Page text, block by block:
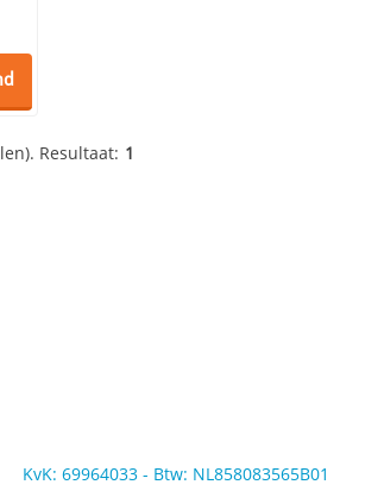
Resultaat: 1
KvK: 69964033 - Btw: NL858083565B01